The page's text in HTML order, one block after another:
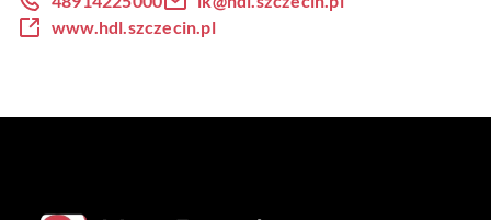
www.hdl.szczecin.pl